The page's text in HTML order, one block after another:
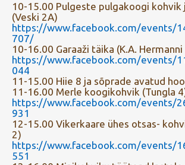
10-15.00 Pulgeste pulgakoogi kohvik
(Veski 2A)
https://www.facebook.com/events/
707/
10-16.00 Garaaži täika (K.A. Hermanni
https://www.facebook.com/events/
044
11-15.00 Hiie 8 ja sõprade avatud
11-16.00 Merle koogikohvik (Tungla
https://www.facebook.com/events/
931
12-15.00 Vikerkaare ühes otsas-
2)
https://www.facebook.com/events/
551